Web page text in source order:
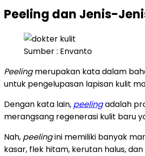
Peeling dan Jenis-
Sumber : Envanto
Peelingmerupakan kata dalam
untuk pengelupasan lapisan kulit
Dengan kata lain, peelingadalah
merangsang regenerasi kulit baru
Nah, peelingini memiliki banyak
kasar, flek hitam, kerutan halus,